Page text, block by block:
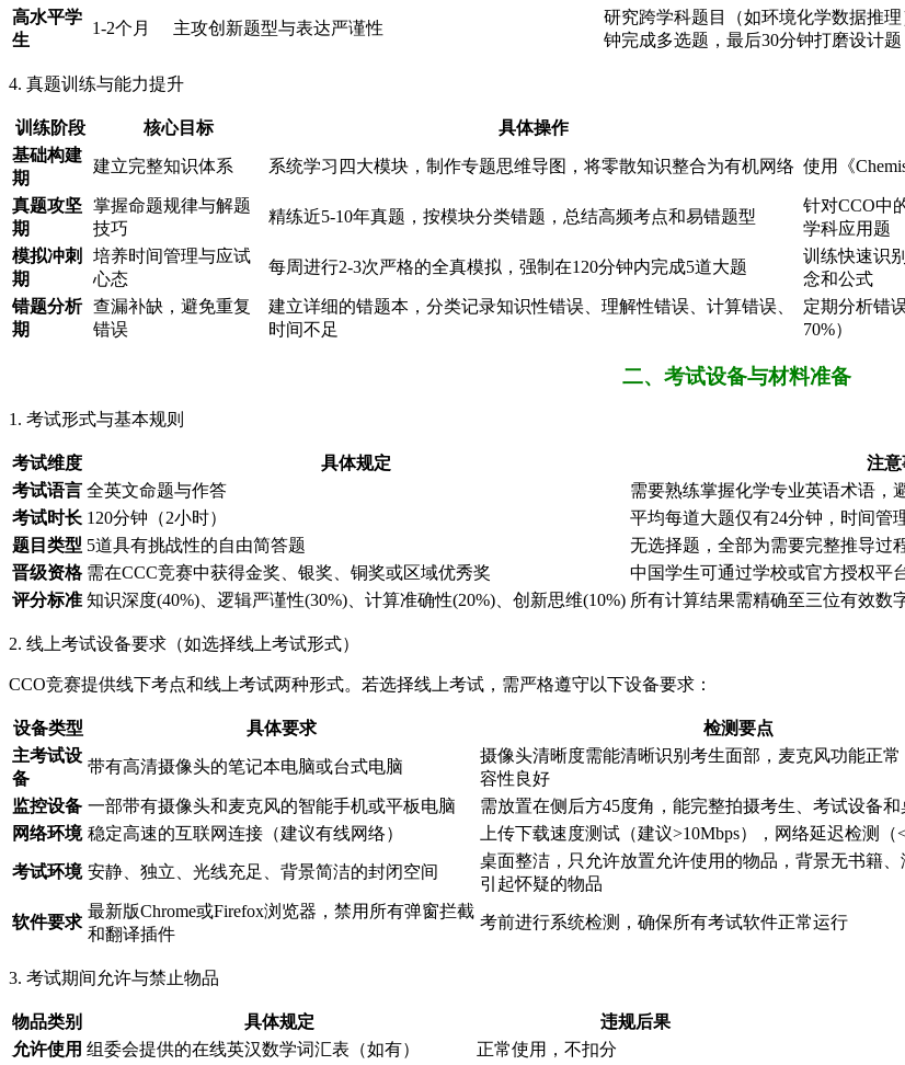
高水平学
生
1-2个月 主攻创新题型与表达严谨性
研究跨学科题目（如环境化学数据推
钟完成多选题，最后30分钟打磨设计题
4. 真题训练与能力提升
训练阶段 核心目标 具体操作
基础构建
期
建立完整知识体系 系统学习四大模块，制作专题思维导图，将零散知识整合为有机网络 使用《
真题攻坚
期
掌握命题规律与解题
技巧
精练近5-10年真题，按模块分类错题，总结高频考点和易错题型
针对CCO中
学科应用题
模拟冲刺
期
培养时间管理与应试
心态
每周进行2-3次严格的全真模拟，强制在120分钟内完成5道大题
训练快速识
念和公式
错题分析
期
查漏补缺，避免重复
错误
建立详细的错题本，分类记录知识性错误、理解性错误、计算错误、
时间不足
定期分析错
70%）
二、考试设备与材料准备
1. 考试形式与基本规则
考试维度 具体规定
注
考试语言 全英文命题与作答
需要熟练掌握化学专业英语术语，
考试时长 120分钟（2小时）
平均每道大题仅有24分钟，时间管
题目类型 5道具有挑战性的自由简答题
无选择题，全部为需要完整推导过
晋级资格 需在CCC竞赛中获得金奖、银奖、铜奖或区域优秀奖
中国学生可通过学校或官方授权平
评分标准 知识深度(40%)、逻辑严谨性(30%)、计算准确性(20%)、创新思维(10%) 所有计算结果需精确至三位有效数
2. 线上考试设备要求（如选择线上考试形式）
CCO竞赛提供线下考点和线上考试两种形式。若选择线上考试，需严格遵守以下设备要求：
设备类型 具体要求 检测要点
主考试设
备
带有高清摄像头的笔记本电脑或台式电脑
摄像头清晰度需能清晰识别考生面部，麦克风功能正
容性良好
监控设备 一部带有摄像头和麦克风的智能手机或平板电脑 需放置在侧后方45度角，能完整拍摄考生、考试设备和
网络环境 稳定高速的互联网连接（建议有线网络） 上传下载速度测试（建议>10Mbps），网络延迟检测（
考试环境 安静、独立、光线充足、背景简洁的封闭空间
桌面整洁，只允许放置允许使用的物品，背景无书籍
引起怀疑的物品
软件要求
最新版Chrome或Firefox浏览器，禁用所有弹窗拦截
和翻译插件
考前进行系统检测，确保所有考试软件正常运行
3. 考试期间允许与禁止物品
物品类别 具体规定
违规后果
允许使用 组委会提供的在线英汉数学词汇表（如有）
正常使用，不扣分